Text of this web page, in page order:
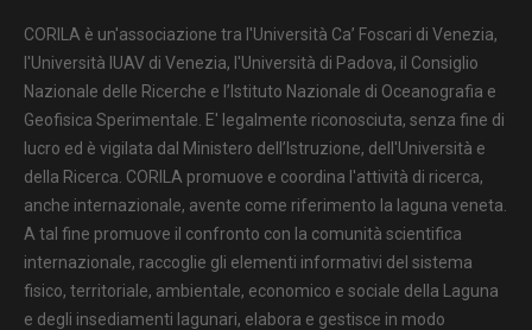
CORILA è un'associazione tra l'Università Ca’ Foscari di Venezia,
l'Università IUAV di Venezia, l'Università di Padova, il Consiglio
Nazionale delle Ricerche e l’Istituto Nazionale di Oceanografia e
Geofisica Sperimentale. E' legalmente riconosciuta, senza fine di
lucro ed è vigilata dal Ministero dell’Istruzione, dell'Università e
della Ricerca. CORILA promuove e coordina l'attività di ricerca,
anche internazionale, avente come riferimento la laguna veneta.
A tal fine promuove il confronto con la comunità scientifica
internazionale, raccoglie gli elementi informativi del sistema
fisico, territoriale, ambientale, economico e sociale della Laguna
e degli insediamenti lagunari, elabora e gestisce in modo